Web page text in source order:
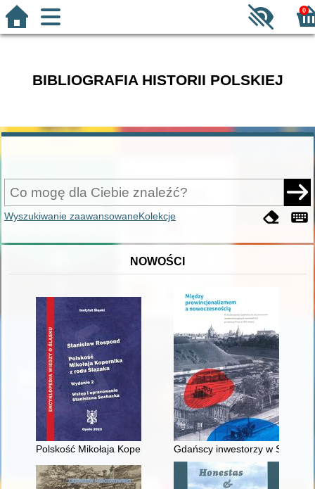
0
BIBLIOGRAFIA HISTORII POLSKIEJ
Wyszukiwanie zaawansowaneKolekcje
NOWOŚCI
Polskość Mikołaja Kopernika z rodu Ślązaka
Gdańscy inwestorzy w